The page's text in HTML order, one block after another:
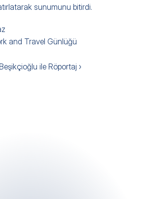
sunumunu bitirdi.
and Travel Günlüğü
ile Röportaj ›